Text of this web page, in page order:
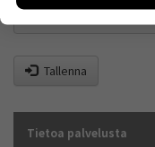
Tallenna
Tietoa palvelusta
sivuilla liikutaan.
henkilötietoja
Voit valita,